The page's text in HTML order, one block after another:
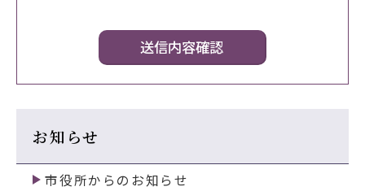
お知らせ
市役所からのお知らせ